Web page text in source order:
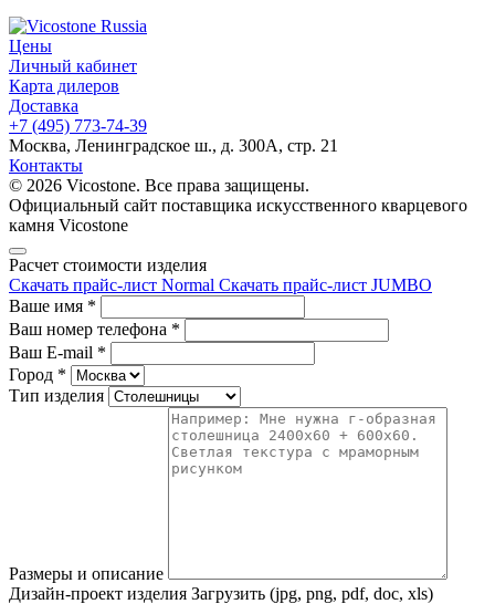
Цены
Личный кабинет
Карта дилеров
Доставка
+7 (495) 773-74-39
Москва, Ленинградское ш., д. 300А, стр. 21
Контакты
© 2026 Vicostone. Все права защищены.
Официальный сайт поставщика искусственного кварцевого
камня Vicostone
Расчет стоимости изделия
Скачать прайс-лист Normal Скачать прайс-лист JUMBO
Ваше имя *
Ваш номер телефона *
Ваш E-mail *
Город *
Тип изделия
Размеры и описание
Дизайн-проект изделия Загрузить (jpg, png, pdf, doc, xls)